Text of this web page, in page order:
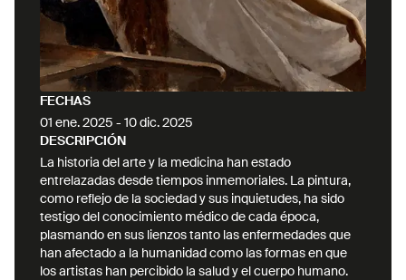
FECHAS
01 ene. 2025 - 10 dic. 2025
DESCRIPCIÓN
La historia del arte y la medicina han estado
entrelazadas desde tiempos inmemoriales. La pintura,
como reflejo de la sociedad y sus inquietudes, ha sido
testigo del conocimiento médico de cada época,
plasmando en sus lienzos tanto las enfermedades que
han afectado a la humanidad como las formas en que
los artistas han percibido la salud y el cuerpo humano.